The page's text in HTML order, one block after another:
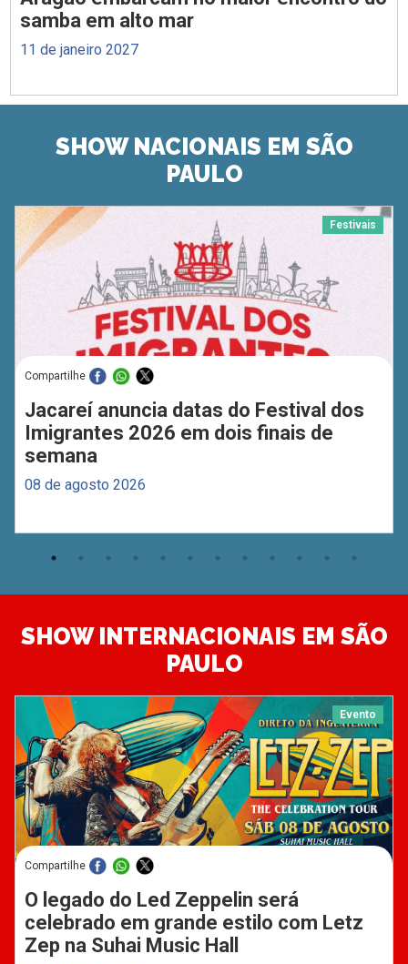
samba em alto mar
11 de janeiro 2027
SHOW NACIONAIS EM SÃO
PAULO
Festivais
Compartilhe
Jacareí anuncia datas do Festival dos
Imigrantes 2026 em dois finais de
semana
08 de agosto 2026
SHOW INTERNACIONAIS EM SÃO
PAULO
Evento
Compartilhe
O legado do Led Zeppelin será
celebrado em grande estilo com Letz
Zep na Suhai Music Hall